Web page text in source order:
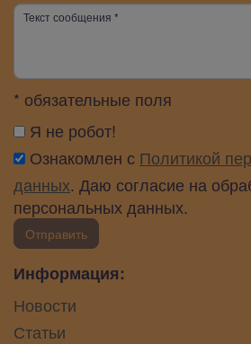
* обязательные поля
Я не робот!
Ознакомлен с Политикой
данных. Даю согласие на
персональных данных.
Отправить
Информация:
Новости
Статьи